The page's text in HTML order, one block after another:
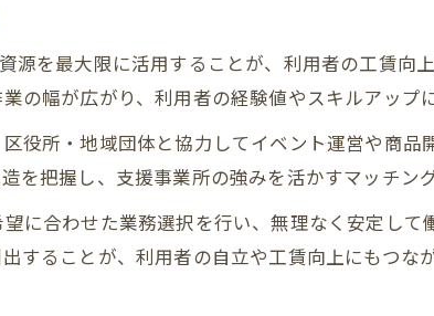
援B型による在宅勤務やリモートの可能性
働き方を実現する就労継続支援B型の工夫
労継続支援B型が注目される理由
就労継続支援B型が選ばれる背景
援B型で地域資源を生かす利点
援B型が社会課題解決に貢献する理由
地域づくりと就労継続支援B型の役割
を最大限に活用することが、利用者の工賃向
幅が広がり、利用者の経験値やスキルアップ
役所・地域団体と協力してイベント運営や商品
把握し、支援事業所の強みを活かすマッチング
に合わせた業務選択を行い、無理なく安定し
ることが、利用者の自立や工賃向上にもつなが